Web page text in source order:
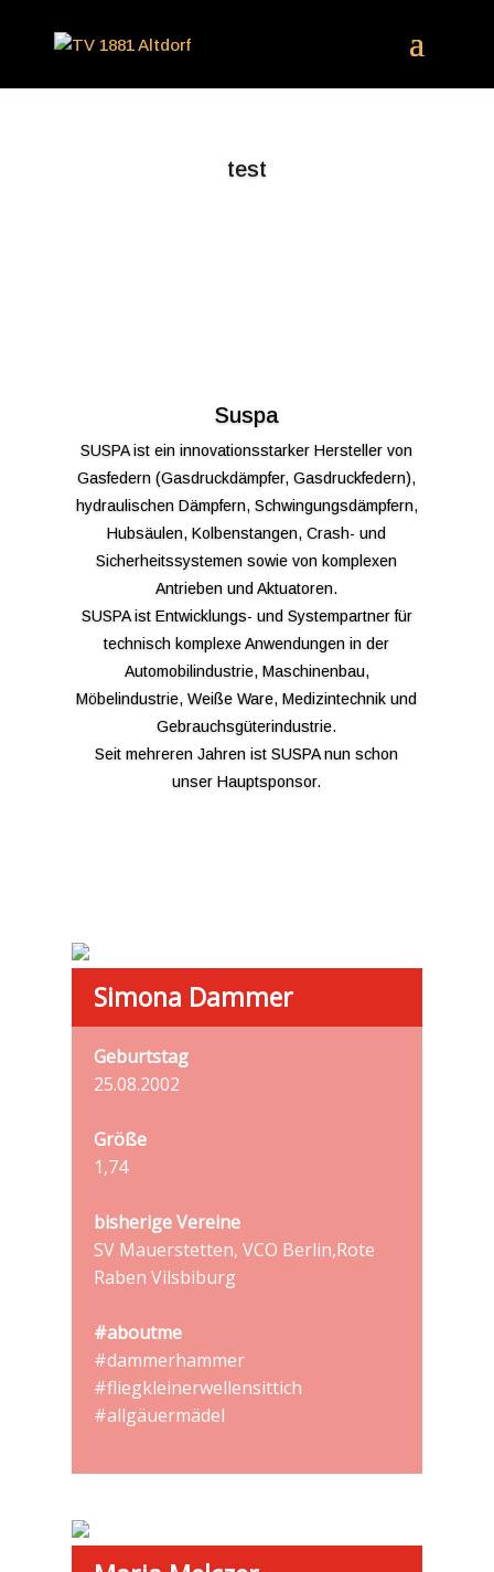
test
Suspa
SUSPA ist ein innovationsstarker Hersteller von
Gasfedern (Gasdruckdämpfer, Gasdruckfedern),
hydraulischen Dämpfern, Schwingungsdämpfern,
Hubsäulen, Kolbenstangen, Crash- und
Sicherheitssystemen sowie von komplexen
Antrieben und Aktuatoren.
SUSPA ist Entwicklungs- und Systempartner für
technisch komplexe Anwendungen in der
Automobilindustrie, Maschinenbau,
Möbelindustrie, Weiße Ware, Medizintechnik und
Gebrauchsgüterindustrie.
Seit mehreren Jahren ist SUSPA nun schon
unser Hauptsponsor.
Simona Dammer
Geburtstag
25.08.2002
Größe
1,74
bisherige Vereine
SV Mauerstetten, VCO Berlin,Rote
Raben Vilsbiburg
#aboutme
#dammerhammer
#fliegkleinerwellensittich
#allgäuermädel